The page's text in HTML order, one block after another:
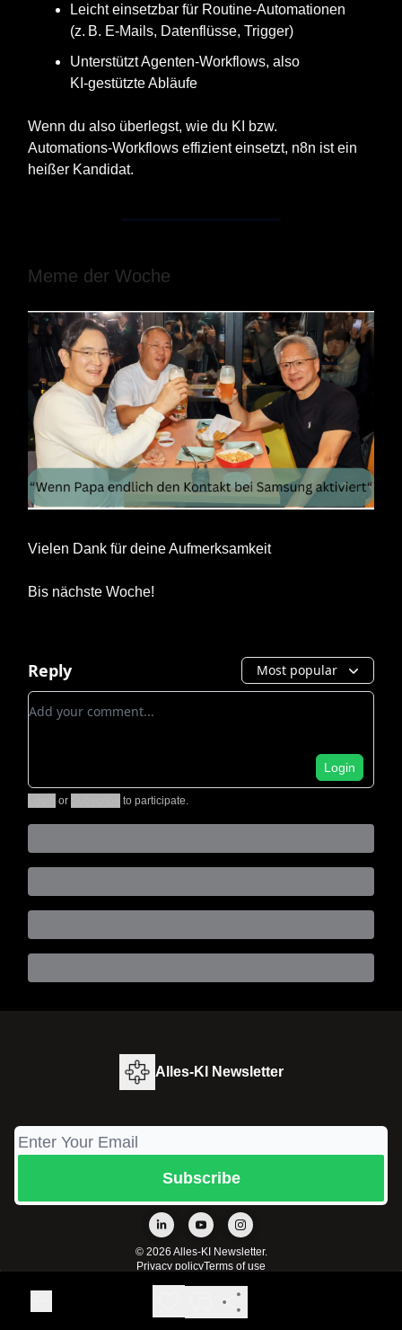
Leicht einsetzbar für Routine‑Automationen
(z. B. E‑Mails, Datenflüsse, Trigger)
Unterstützt Agenten‑Workflows, also
KI‑gestützte Abläufe
Wenn du also überlegst, wie du KI bzw.
Automations‑Workflows effizient einsetzt, n8n ist ein
heißer Kandidat.
Meme der Woche
Vielen Dank für deine Aufmerksamkeit
Bis nächste Woche!
Reply Most popular
Add your comment
Login
or to participate
Alles-KI Newsletter
© 2026 Alles-KI Newsletter.
Privacy policyTerms of use
Powered by beehiiv